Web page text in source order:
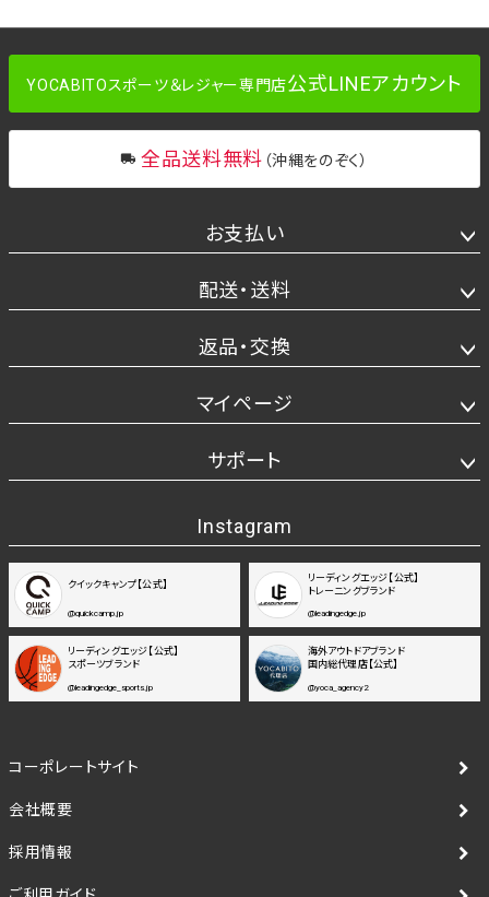
YOCABITOスポーツ＆レジャー専門店公式LINEアカウント
全品送料無料 （沖縄をのぞく）
お支払い
配送・送料
返品・交換
マイページ
サポート
Instagram
クイックキャンプ【公式】
@quickcamp.jp
リーディングエッジ【公式】
トレーニングブランド
@leadingedge.jp
リーディングエッジ【公式】
スポーツブランド
@leadingedge_sports.jp
海外アウトドアブランド
国内総代理店【公式】
@yoca_agency2
コーポレートサイト
会社概要
採用情報